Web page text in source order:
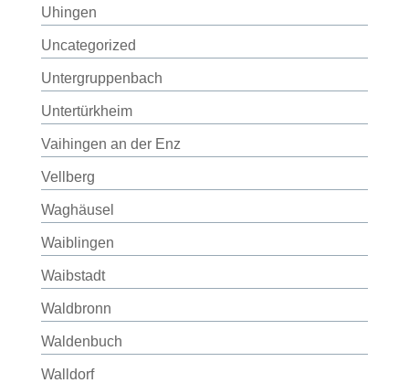
Uhingen
Uncategorized
Untergruppenbach
Untertürkheim
Vaihingen an der Enz
Vellberg
Waghäusel
Waiblingen
Waibstadt
Waldbronn
Waldenbuch
Walldorf